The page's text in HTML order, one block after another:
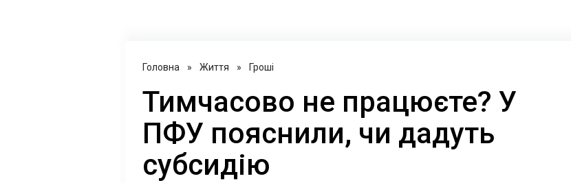
Головна » Життя » Гроші
Тимчасово не працюєте? У
ПФУ пояснили, чи дадуть
субсидію